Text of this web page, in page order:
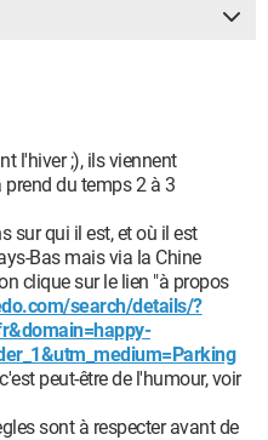
l'hiver ;), ils viennent
du temps 2 à 3
sur qui il est, et où il est
Bas mais via la Chine
clique sur le lien "à propos
search/details/?
c'est peut-être de l'humour, voir
sont à respecter avant de